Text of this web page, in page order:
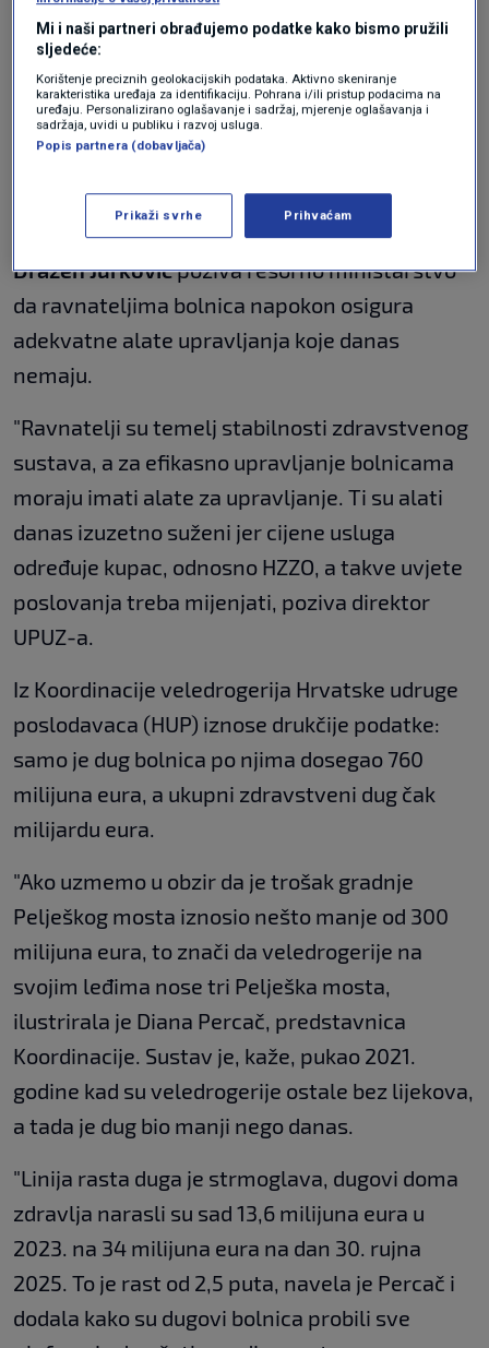
negativni financijski rezultat.
premašio 800 milijuna eura, prijete
ovrhe za 34 bolnice
VIJESTI|15. lis.
Zbog negativnog trenda u poslovanju bolnica
koji se samo pogoršava, direktor UPUZ-a
Dražen Jurkovićpoziva resorno ministarstvo
da ravnateljima bolnica napokon osigura
adekvatne alate upravljanja koje danas
nemaju.
"Ravnatelji su temelj stabilnosti zdravstvenog
sustava, a za efikasno upravljanje bolnicama
moraju imati alate za upravljanje. Ti su alati
danas izuzetno suženi jer cijene usluga
određuje kupac, odnosno HZZO, a takve uvjete
poslovanja treba mijenjati, poziva direktor
UPUZ-a.
Iz Koordinacije veledrogerija Hrvatske udruge
poslodavaca (HUP) iznose drukčije podatke:
samo je dug bolnica po njima dosegao 760
milijuna eura, a ukupni zdravstveni dug čak
milijardu eura.
"Ako uzmemo u obzir da je trošak gradnje
Pelješkog mosta iznosio nešto manje od 300
milijuna eura, to znači da veledrogerije na
svojim leđima nose tri Pelješka mosta,
ilustrirala je Diana Percač, predstavnica
Koordinacije. Sustav je, kaže, pukao 2021.
godine kad su veledrogerije ostale bez lijekova,
a tada je dug bio manji nego danas.
"Linija rasta duga je strmoglava, dugovi doma
zdravlja narasli su sad 13,6 milijuna eura u
2023. na 34 milijuna eura na dan 30. rujna
2025. To je rast od 2,5 puta, navela je Percač i
dodala kako su dugovi bolnica probili sve
Mi i naši partneri obrađujemo podatke kako bismo pružili
sljedeće:
Korištenje preciznih geolokacijskih podataka. Aktivno skeniranje
karakteristika uređaja za identifikaciju. Pohrana i/ili pristup podacima na
uređaju. Personalizirano oglašavanje i sadržaj, mjerenje oglašavanja i
sadržaja, uvidi u publiku i razvoj usluga.
Popis partnera (dobavljača)
Prikaži svrhe Prihvaćam